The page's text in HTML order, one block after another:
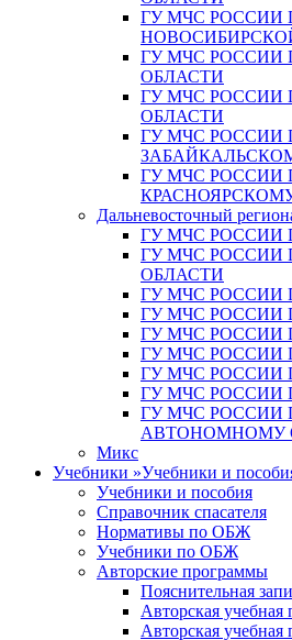
ГУ МЧС РОССИИ
ГУ МЧС
ОБЛАСТИ
ГУ МЧС РОССИИ
ОБЛАСТИ
ГУ МЧС РОССИИ
ГУ МЧС РОССИИ
Дальневосточный
ГУ МЧС РОССИИ
ГУ МЧС
ОБЛАСТИ
ГУ МЧС
ГУ МЧС РОССИИ
ГУ МЧС
ГУ МЧС РОССИИ
ГУ МЧС РОССИИ
ГУ МЧС
ГУ МЧС РОССИИ
АВТОНОМНОМУ
Микс
Учебники »Учебники и
Учебники и пособия
Справочник спасателя
Нормативы по ОБЖ
Учебники по ОБЖ
Авторские программы
Пояснительная
Авторская учебная
Авторская учебная